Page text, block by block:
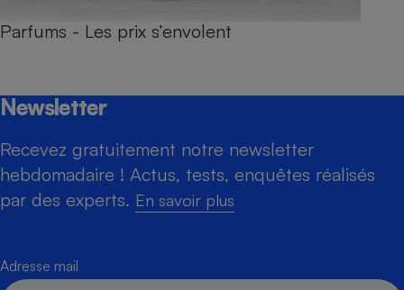
Parfums - Les prix s’envolent
Newsletter
Recevez gratuitement notre newsletter
hebdomadaire ! Actus, tests, enquêtes réalisés
par des experts. En savoir plus
Adresse mail